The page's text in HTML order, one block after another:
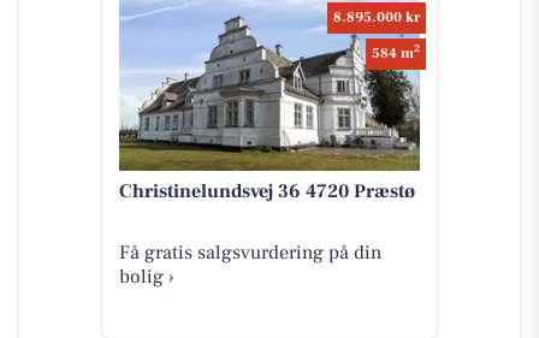
8.895.000 kr
584 m2
Christinelundsvej 36 4720 Præstø
Få gratis salgsvurdering på din
bolig ›